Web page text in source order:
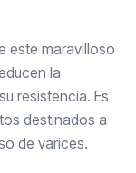
este maravilloso
la
resistencia. Es
destinados a
de varices.